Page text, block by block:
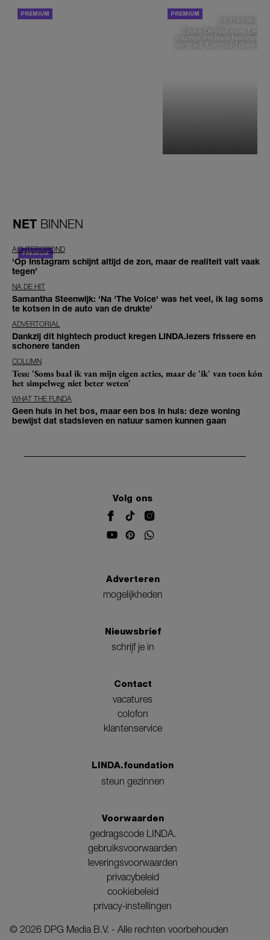
DE STAD VAN
Elske DeWall over
muziek en haar favoriete
de stad: 'Een stad die
NET BINNEN
ACHTERGROND
‘Op Instagram schijnt altijd de zon, maar de realiteit valt vaak
tegen’
NA DE HIT
Samantha Steenwijk: 'Na 'The Voice' was het veel, ik lag soms
te kotsen in de auto van de drukte'
ADVERTORIAL
Dankzij dit hightech product kregen LINDA.lezers frissere en
schonere tanden
COLUMN
Tess: 'Soms baal ik van mijn eigen acties, maar de 'ik' van toen kón
het simpelweg niet beter weten'
WHAT THE FUNDA
Geen huis in het bos, maar een bos in huis: deze woning
bewijst dat stadsleven en natuur samen kunnen gaan
Volg ons
Adverteren
mogelijkheden
Nieuwsbrief
schrijf je in
Contact
vacatures
colofon
klantenservice
LINDA.foundation
steun gezinnen
Voorwaarden
gedragscode LINDA.
gebruiksvoorwaarden
leveringsvoorwaarden
privacybeleid
cookiebeleid
privacy-instellingen
© 2026 DPG Media B.V. - Alle rechten voorbehouden